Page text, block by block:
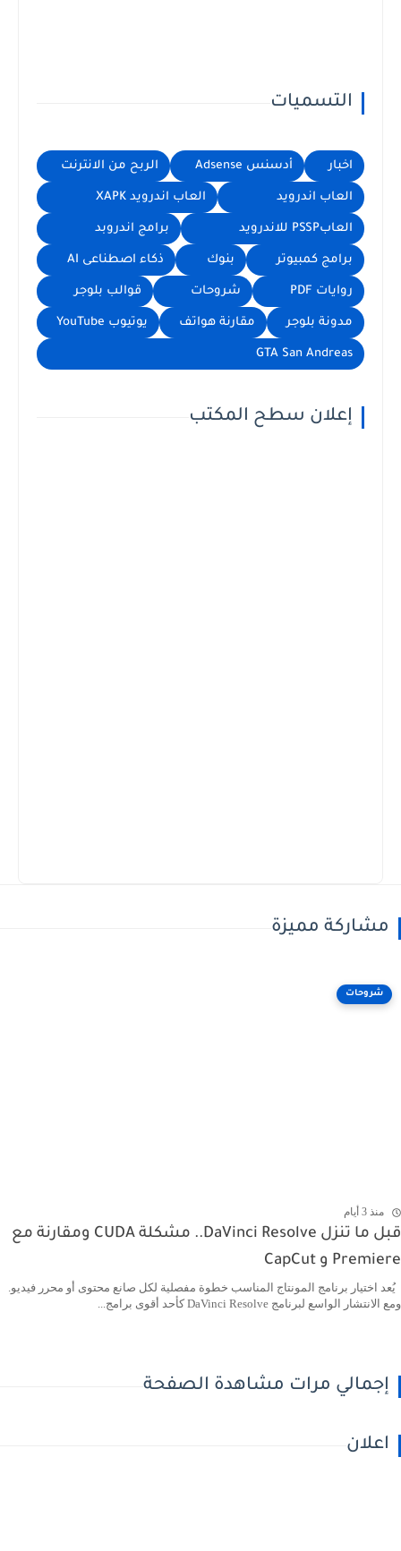
التسميات
اخبار أدسنس Adsense الربح من الانترنت
العاب اندرويد العاب اندرويد XAPK
العابPSSP للاندرويد برامج اندروبد
برامج كمبيوتر بنوك ذكاء اصطناعى AI
روايات PDF شروحات قوالب بلوجر
مدونة بلوجر مقارنة هواتف يوتيوب YouTube
GTA San Andreas
إعلان سطح المكتب
مشاركة مميزة
شروحات
منذ 3 أيام
قبل ما تنزل DaVinci Resolve.. مشكلة CUDA ومقارنة مع
Premiere و CapCut
يُعد اختيار برنامج المونتاج المناسب خطوة مفصلية لكل صانع محتوى أو محرر فيديو.
ومع الانتشار الواسع لبرنامج DaVinci Resolve كأحد أقوى برامج...
إجمالي مرات مشاهدة الصفحة
اعلان